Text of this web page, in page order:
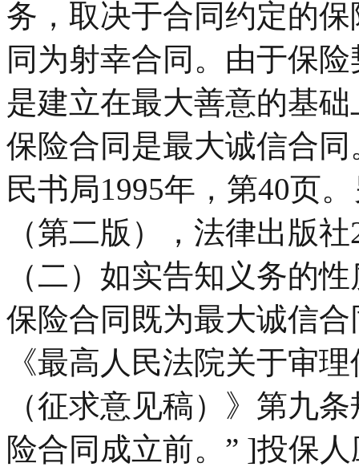
务，取决于合同约定的
同为射幸合同。由于保
是建立在最大善意的基
保险合同是最大诚信合
民书局1995年，第40页
（第二版），法律出版
（二）如实告知义务的性
保险合同既为最大诚信
《最高人民法院关于审
（征求意见稿）》第九
险合同成立前。” ]投保